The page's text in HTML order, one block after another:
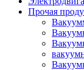
Прочая